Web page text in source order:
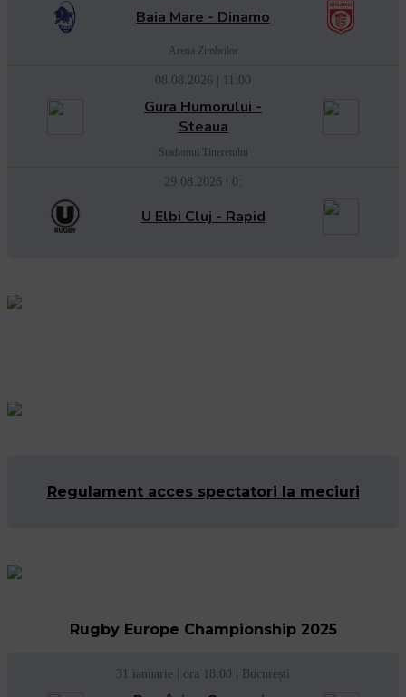
Baia Mare - Dinamo
Arena Zimbrilor
08.08.2026 | 11:00
Gura Humorului -
Steaua
Stadionul Tineretului
29.08.2026 | 0:
U Elbi Cluj - Rapid
Regulament acces spectatori la meciuri
Rugby Europe Championship 2025
31 ianuarie | ora 18:00 | București